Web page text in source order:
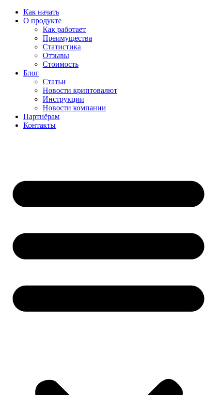
Как начать
О продукте
Как работает
Преимущества
Статистика
Отзывы
Стоимость
Блог
Статьи
Новости криптовалют
Инструкции
Новости компании
Партнёрам
Контакты